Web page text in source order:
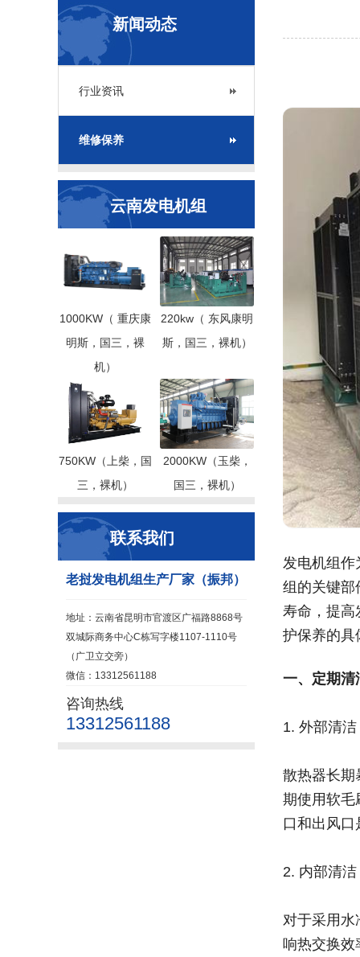
新闻动态
行业资讯
维修保养
云南发电机组
1000KW（ 重庆康
明斯，国三，裸
机）
220kw（ 东风康明
斯，国三，裸机）
750KW（上柴，国
三，裸机）
2000KW（玉柴，
国三，裸机）
联系我们
老挝发电机组生产厂家（振邦）
地址：云南省昆明市官渡区广福路8868号
双城际商务中心C栋写字楼1107-1110号
（广卫立交旁）
微信：13312561188
咨询热线
13312561188
发电机组
组的关键部
寿命，提高
护保养的具
一、定期清
1. 外部清洁
散热器长期
期使用软毛
口和出风
2. 内部清洁
对于采用
响热交换效